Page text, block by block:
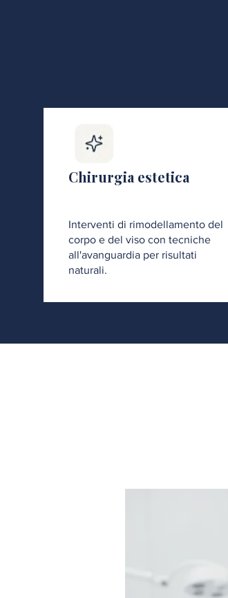
Chirurgia estetica
Interventi di rimodellamento del
corpo e del viso con tecniche
all'avanguardia per risultati
naturali.